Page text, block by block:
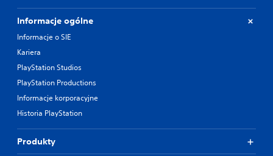
Informacje ogólne
Informacje o SIE
Kariera
PlayStation Studios
PlayStation Productions
Informacje korporacyjne
Historia PlayStation
Produkty